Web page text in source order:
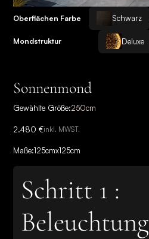
Sonnenmond
Gewählte Größe:250cm
2.480 €inkl. MWST.
Maße:125cmx125cm
Schritt 1 :
Beleuchtung
Oberflächen Farbe Schwarz
Mondstruktur Deluxe